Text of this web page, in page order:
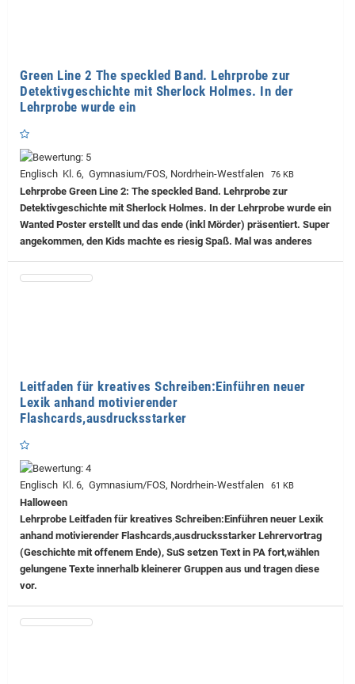
Green Line 2 The speckled Band. Lehrprobe zur
Detektivgeschichte mit Sherlock Holmes. In der
Lehrprobe wurde ein
Englisch Kl. 6, Gymnasium/FOS, Nordrhein-Westfalen 76 KB
Lehrprobe Green Line 2: The speckled Band. Lehrprobe zur
Detektivgeschichte mit Sherlock Holmes. In der Lehrprobe wurde ein
Wanted Poster erstellt und das ende (inkl Mörder) präsentiert. Super
angekommen, den Kids machte es riesig Spaß. Mal was anderes
Leitfaden für kreatives Schreiben:Einführen neuer
Lexik anhand motivierender
Flashcards,ausdrucksstarker
Englisch Kl. 6, Gymnasium/FOS, Nordrhein-Westfalen 61 KB
Halloween
Lehrprobe Leitfaden für kreatives Schreiben:Einführen neuer Lexik
anhand motivierender Flashcards,ausdrucksstarker Lehrervortrag
(Geschichte mit offenem Ende), SuS setzen Text in PA fort,wählen
gelungene Texte innerhalb kleinerer Gruppen aus und tragen diese
vor.